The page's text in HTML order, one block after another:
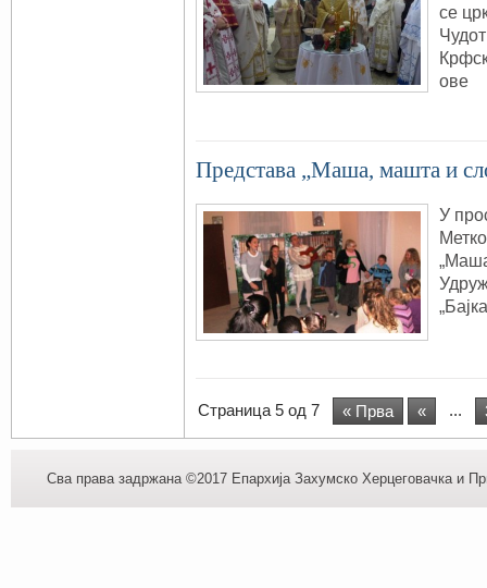
се
ове
Представа „Маша, машта и
У
Страница 5 од 7 « Прва « ...
Сва права задржана ©2017 Епархија Захумско Херцеговачка и